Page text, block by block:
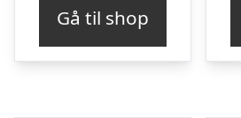
Gå til shop